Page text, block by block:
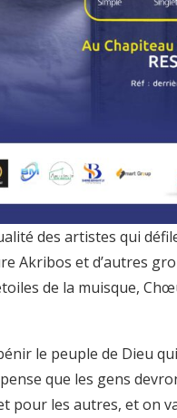
des artistes qui
Akribos et d’autres
de la muisque,
le peuple de Dieu
que les gens
pour les autres, et on